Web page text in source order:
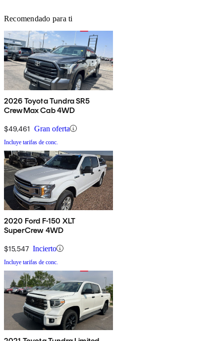
Recomendado para ti
2026 Toyota Tundra SR5
CrewMax Cab 4WD
$49,461 Gran oferta
Incluye tarifas de conc.
2020 Ford F-150 XLT
SuperCrew 4WD
$15,547 Incierto
Incluye tarifas de conc.